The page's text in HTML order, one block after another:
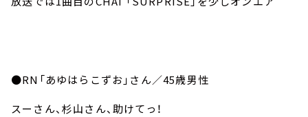
●RN「あゆはらこずお」さん／45歳男性
スーさん、杉山さん、助けてっ！